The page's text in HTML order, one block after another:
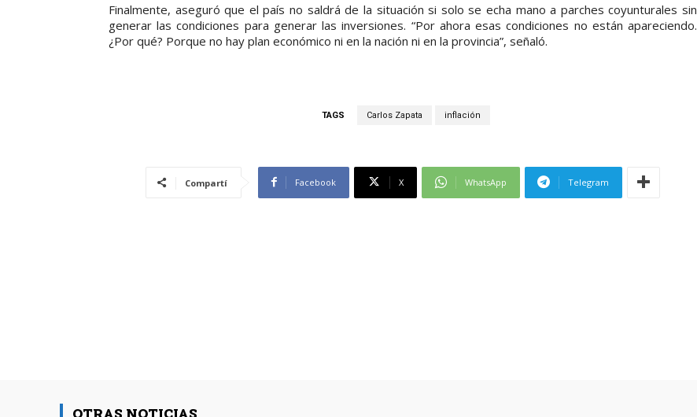
Finalmente, aseguró que el país no saldrá de la situación si solo se echa mano a parches coyunturales sin
generar las condiciones para generar las inversiones. “Por ahora esas condiciones no están apareciendo.
¿Por qué? Porque no hay plan económico ni en la nación ni en la provincia”, señaló.
TAGS Carlos Zapata inflación
Compartí Facebook X WhatsApp Telegram